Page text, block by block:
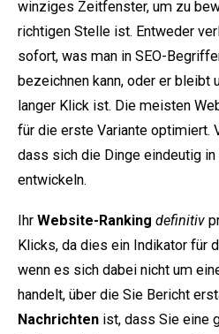
winziges Zeitfenster, um zu
richtigen Stelle ist. Entweder
sofort, was man in SEO-
bezeichnen kann, oder er bleibt
langer Klick ist. Die meisten
für die erste Variante optimiert.
dass sich die Dinge eindeutig
entwickeln.
Ihr Website-Ranking definitiv
Klicks, da dies ein Indikator für
wenn es sich dabei nicht um
handelt, über die Sie Bericht
Nachrichten ist, dass Sie eine